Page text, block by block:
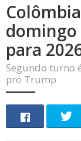
para
Segundo turno
pró Trump